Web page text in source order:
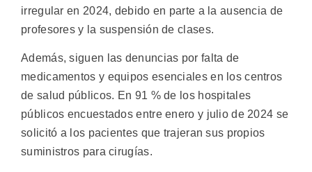
irregular en 2024, debido en parte a la ausencia de
profesores y la suspensión de clases.
Además, siguen las denuncias por falta de
medicamentos y equipos esenciales en los centros
de salud públicos. En 91 % de los hospitales
públicos encuestados entre enero y julio de 2024 se
solicitó a los pacientes que trajeran sus propios
suministros para cirugías.